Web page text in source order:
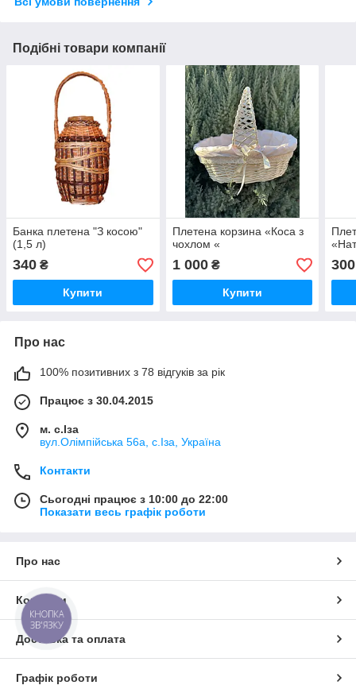
Подібні товари компанії
Банка плетена "З косою"
(1,5 л)
340 ₴
Купити
Плетена корзина «Коса з
чохлом «
1 000₴
Купити
300
Про нас
100% позитивних з 78 відгуків за рік
Працює з 30.04.2015
м. с.Іза
вул.Олімпійська 56а, с.Іза, Україна
Контакти
Сьогодні працює з 10:00 до 22:00
Показати весь графік роботи
Про нас
Контакти
Доставка та оплата
Графік роботи
КНОПКА
ЗВ'ЯЗКУ